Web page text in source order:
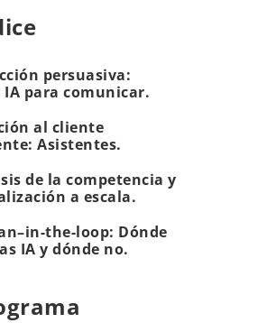
persuasiva:
para comunicar.
al cliente
Asistentes.
de la competencia y
a escala.
the-loop: Dónde
IA y dónde no.